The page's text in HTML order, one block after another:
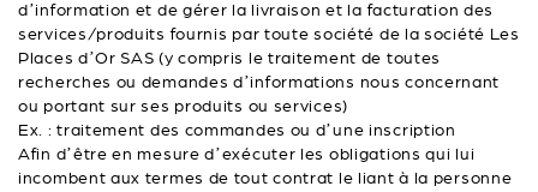
d’information et de gérer la livraison et la facturation des
services/produits fournis par toute société de la société Les
Places d’Or SAS (y compris le traitement de toutes
recherches ou demandes d’informations nous concernant
ou portant sur ses produits ou services)
Ex. : traitement des commandes ou d’une inscription
Afin d’être en mesure d’exécuter les obligations qui lui
incombent aux termes de tout contrat le liant à la personne